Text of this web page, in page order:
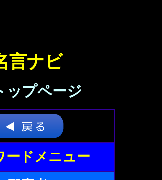
言ナビ
ップページ
ードメニュー